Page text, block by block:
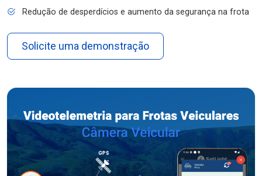
Redução de desperdícios e aumento da segurança na frota
Solicite uma demonstração